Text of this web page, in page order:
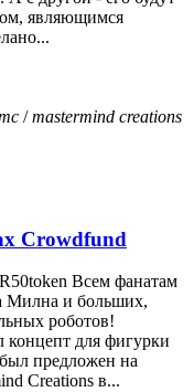
являющимся
/mastermind creations
Crowdfund
Всем фанатам
Милна и больших,
роботов!
концепт для фигурки
предложен на
Creations в...